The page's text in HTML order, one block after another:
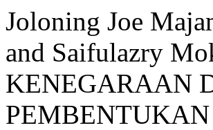
Joloning Joe
and Saifulazry
KENEGARAAN